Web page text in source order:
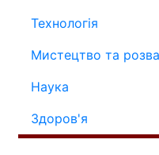
Технологія
Мистецтво та
Наука
Здоров'я